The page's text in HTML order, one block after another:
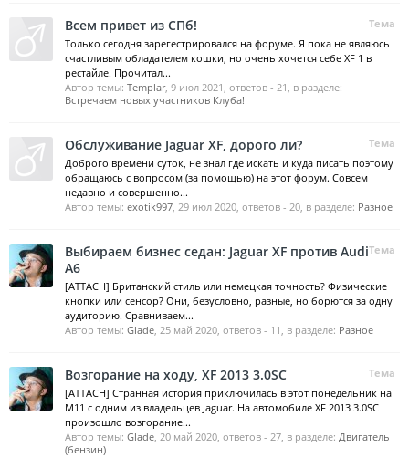
Тема
Всем привет из СПб!
Только сегодня зарегестрировался на форуме. Я пока не являюсь
счастливым обладателем кошки, но очень хочется себе XF 1 в
рестайле. Прочитал...
Автор темы: Templar, 9 июл 2021 , ответов - 21, в разделе:
Встречаем новых участников Клуба!
Тема
Обслуживание Jaguar XF, дорого ли?
Доброго времени суток, не знал где искать и куда писать поэтому
обращаюсь с вопросом (за помощью) на этот форум. Совсем
недавно и совершенно...
Автор темы: exotik997, 29 июл 2020, ответов - 20, в разделе: Разное
Тема
Выбираем бизнес седан: Jaguar XF против Audi
A6
[ATTACH] Британский стиль или немецкая точность? Физические
кнопки или сенсор? Они, безусловно, разные, но борются за одну
аудиторию. Сравниваем...
Автор темы: Glade, 25 май 2020, ответов - 11, в разделе: Разное
Тема
Возгорание на ходу, XF 2013 3.0SC
[ATTACH] Странная история приключилась в этот понедельник на
М11 с одним из владельцев Jaguar. На автомобиле XF 2013 3.0SC
произошло возгорание...
Автор темы: Glade, 20 май 2020, ответов - 27, в разделе: Двигатель
(бензин)